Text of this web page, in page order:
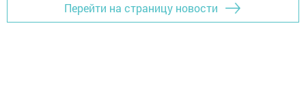
Перейти на страницу новости